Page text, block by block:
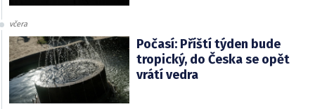
včera
Počasí: Příští týden bude
tropický, do Česka se opět
vrátí vedra